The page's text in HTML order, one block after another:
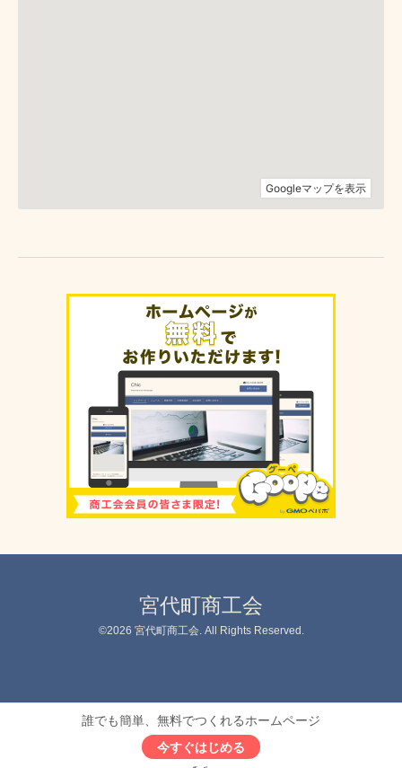
宮代町商工会
©2026 宮代町商工会. All Rights Reserved.
誰でも簡単、無料でつくれるホームページ
今すぐはじめる